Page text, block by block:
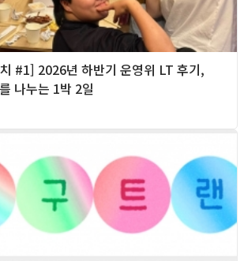
#1] 2026년 하반기 운영위 LT 후기,
나누는 1박 2일